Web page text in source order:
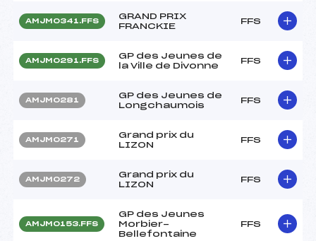
AMJM0341.FFS
GRAND PRIX
FRANCKIE
FFS
AMJM0291.FFS
GP des Jeunes de
la Ville de Divonne
FFS
AMJM0281
GP des Jeunes de
Longchaumois
FFS
AMJM0271
Grand prix du
LIZON
FFS
AMJM0272
Grand prix du
LIZON
FFS
AMJM0153.FFS
GP des Jeunes
Morbier-
Bellefontaine
FFS